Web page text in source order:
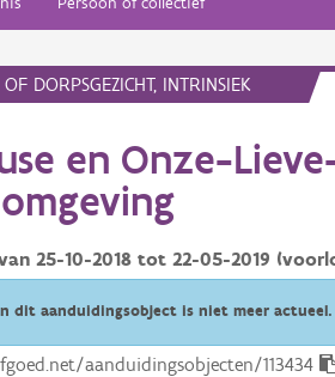
DORPSGEZICHT, INTRINSIEK
en Onze-
25-10-2018 tot22-05-2019
dit aanduidingsobject is niet meer actueel.
aanduidingsobjecten/113434